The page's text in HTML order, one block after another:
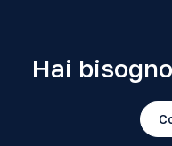
Hai